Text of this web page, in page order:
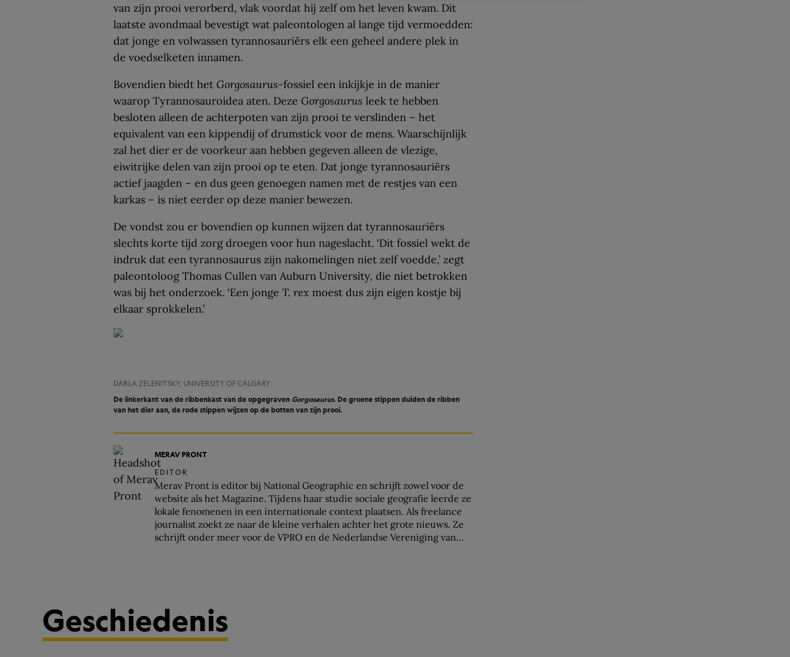
van zijn prooi verorberd, vlak voordat hij zelf om het leven kwam. Dit
laatste avondmaal bevestigt wat paleontologen al lange tijd vermoedden:
dat jonge en volwassen tyrannosauriërs elk een geheel andere plek in
de voedselketen innamen.
Bovendien biedt het Gorgosaurus-fossiel een inkijkje in de manier
waarop Tyrannosauroidea aten. Deze Gorgosaurus leek te hebben
besloten alleen de achterpoten van zijn prooi te verslinden – het
equivalent van een kippendij of drumstick voor de mens. Waarschijnlijk
zal het dier er de voorkeur aan hebben gegeven alleen de vlezige,
eiwitrijke delen van zijn prooi op te eten. Dat jonge tyrannosauriërs
actief jaagden – en dus geen genoegen namen met de restjes van een
karkas – is niet eerder op deze manier bewezen.
De vondst zou er bovendien op kunnen wijzen dat tyrannosauriërs
slechts korte tijd zorg droegen voor hun nageslacht. ‘Dit fossiel wekt de
indruk dat een tyrannosaurus zijn nakomelingen niet zelf voedde,’ zegt
paleontoloog Thomas Cullen van Auburn University, die niet betrokken
was bij het onderzoek. ‘Een jonge T. rex moest dus zijn eigen kostje bij
elkaar sprokkelen.’
DARLA ZELENITSKY, UNIVERSITY OF CALGARY
De linkerkant van de ribbenkast van de opgegraven Gorgosaurus. De groene stippen duiden de ribben
van het dier aan, de rode stippen wijzen op de botten van zijn prooi.
MERAV PRONT
EDITOR
Merav Pront is editor bij National Geographic en schrijft zowel voor de
website als het Magazine. Tijdens haar studie sociale geografie leerde ze
lokale fenomenen in een internationale context plaatsen. Als freelance
journalist zoekt ze naar de kleine verhalen achter het grote nieuws. Ze
schrijft onder meer voor de VPRO en de Nederlandse Vereniging van
Geschiedenis